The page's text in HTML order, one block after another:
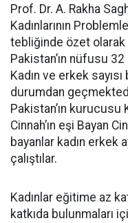
Prof. Dr. A. Rakha
Kadınlarının
tebliğinde özet olarak
Pakistan’ın nüfusu
Kadın ve erkek
durumdan
Pakistan’ın
Cinnah’ın eşi Bayan
bayanlar kadın erkek
çalıştılar.
Kadınlar eğitime az
katkıda bulunmaları